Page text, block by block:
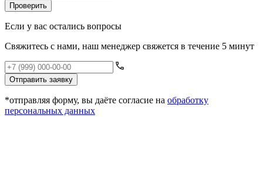
Проверить
Если у вас остались вопросы
Свяжитесь с нами, наш менеджер свяжется в течение 5 минут
Отправить заявку
*отправляя форму, вы даёте согласие на обработку
персональных данных